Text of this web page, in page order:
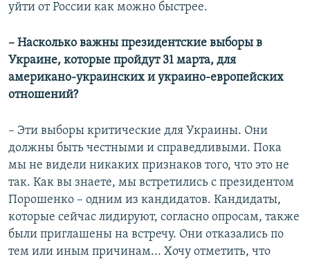
уйти от России как можно быстрее.
– Насколько важны президентские выборы в
Украине, которые пройдут 31 марта, для
американо-украинских и украино-европейских
отношений?
– Эти выборы критические для Украины. Они
должны быть честными и справедливыми. Пока
мы не видели никаких признаков того, что это не
так. Как вы знаете, мы встретились с президентом
Порошенко – одним из кандидатов. Кандидаты,
которые сейчас лидируют, согласно опросам, также
были приглашены на встречу. Они отказались по
тем или иным причинам... Хочу отметить, что